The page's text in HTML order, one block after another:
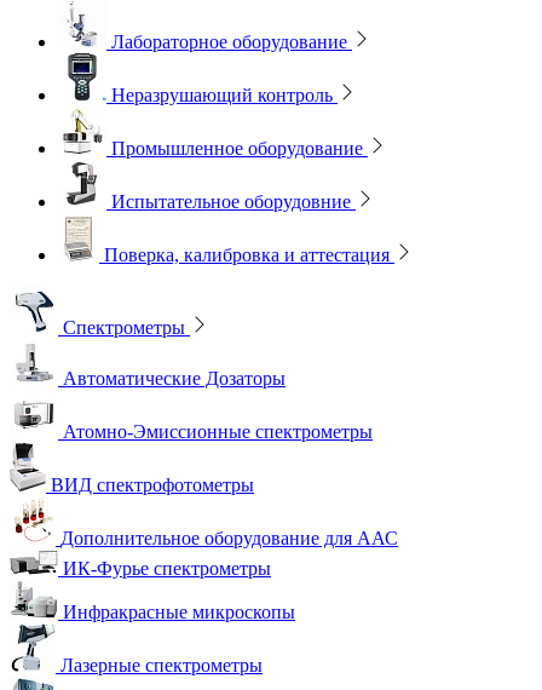
Лабораторное оборудование
Неразрушающий контроль
Промышленное оборудование
Испытательное оборудовние
Поверка, калибровка и аттестация
Спектрометры
Автоматические Дозаторы
Атомно-Эмиссионные спектрометры
ВИД спектрофотометры
Дополнительное оборудование для ААС
ИК-Фурье спектрометры
Инфракрасные микроскопы
Лазерные спектрометры